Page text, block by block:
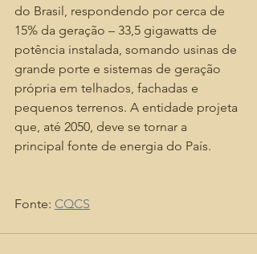
do Brasil, respondendo por cerca de
15% da geração – 33,5 gigawatts de
potência instalada, somando usinas de
grande porte e sistemas de geração
própria em telhados, fachadas e
pequenos terrenos. A entidade projeta
que, até 2050, deve se tornar a
principal fonte de energia do País.
Fonte: CQCS